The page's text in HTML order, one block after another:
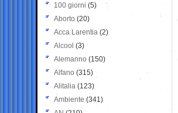
100 giorni (5)
Aborto (20)
Acca Larentia (2)
Alcool (3)
Alemanno (150)
Alfano (315)
Alitalia (123)
Ambiente (341)